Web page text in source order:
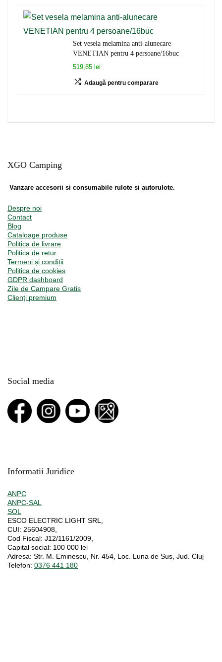
Set vesela melamina anti-alunecare
VENETIAN pentru 4 persoane/16buc
519,85 lei
Adaugă pentru comparare
XGO Camping
Vanzare accesorii si consumabile rulote si autorulote.
Despre noi
Contact
Blog
Cataloage produse
Politica de livrare
Politica de retur
Termeni și condiții
Politica de cookies
GDPR dashboard
Zile de Campare Gratis
Clienți premium
Social media
Informatii Juridice
ANPC
ANPC-SAL
SOL
ESCO ELECTRIC LIGHT SRL,
CUI: 25604908,
Cod Fiscal: J12/1161/2009,
Capital social: 100 000 lei
Adresa: Str. M. Eminescu, Nr. 454, Loc. Luna de Sus, Jud. Cluj
Telefon: 0376 441 180